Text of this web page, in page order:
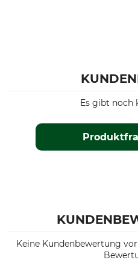
Es gibt noch
Keine Kundenbewertung